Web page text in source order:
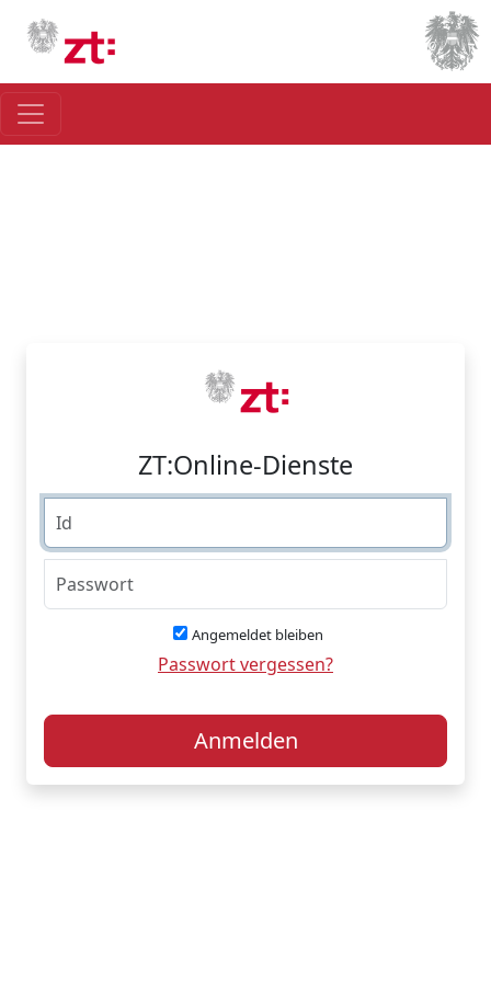
ZT:Online-Dienste
Angemeldet bleiben
Passwort vergessen?
Anmelden